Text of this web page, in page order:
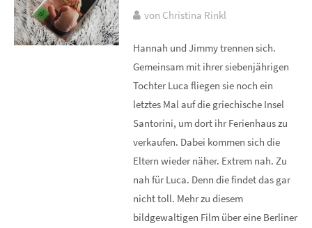
von Christina Rinkl
Hannah und Jimmy trennen sich.
Gemeinsam mit ihrer siebenjährigen
Tochter Luca fliegen sie noch ein
letztes Mal auf die griechische Insel
Santorini, um dort ihr Ferienhaus zu
verkaufen. Dabei kommen sich die
Eltern wieder näher. Extrem nah. Zu
nah für Luca. Denn die findet das gar
nicht toll. Mehr zu diesem
bildgewaltigen Film über eine Berliner